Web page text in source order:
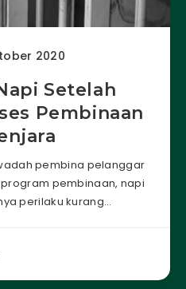
2020
Setelah
Pembinaan
pembina pelanggar
pembinaan, napi
perilaku kurang…